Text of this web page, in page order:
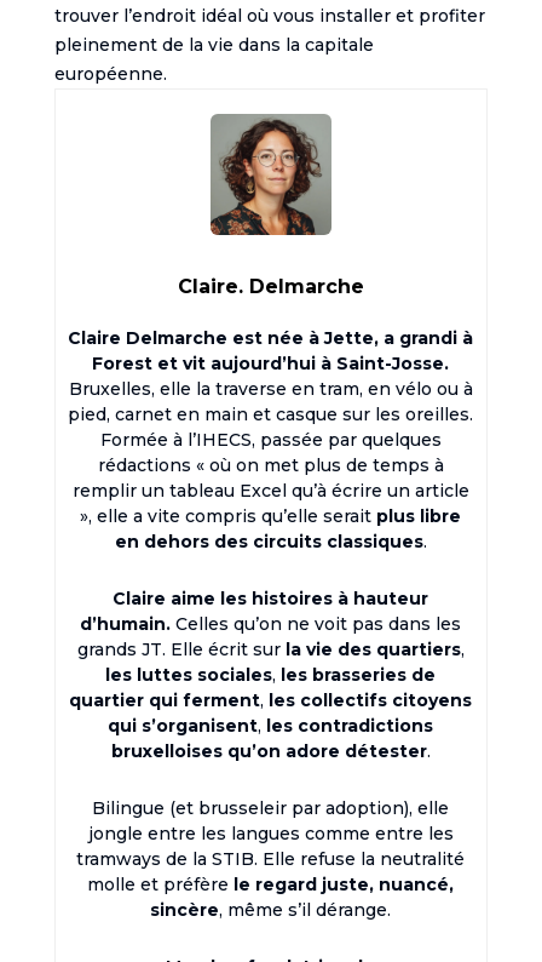
trouver l’endroit idéal où vous installer et profiter
pleinement de la vie dans la capitale
européenne.
Claire. Delmarche
Claire Delmarche est née à Jette, a grandi à
Forest et vit aujourd’hui à Saint-Josse.
Bruxelles, elle la traverse en tram, en vélo ou à
pied, carnet en main et casque sur les oreilles.
Formée à l’IHECS, passée par quelques
rédactions « où on met plus de temps à
remplir un tableau Excel qu’à écrire un article
», elle a vite compris qu’elle serait plus libre
en dehors des circuits classiques.
Claire aime les histoires à hauteur
d’humain. Celles qu’on ne voit pas dans les
grands JT. Elle écrit sur la vie des quartiers,
les luttes sociales, les brasseries de
quartier qui ferment, les collectifs citoyens
qui s’organisent, les contradictions
bruxelloises qu’on adore détester.
Bilingue (et brusseleir par adoption), elle
jongle entre les langues comme entre les
tramways de la STIB. Elle refuse la neutralité
molle et préfère le regard juste, nuancé,
sincère, même s’il dérange.